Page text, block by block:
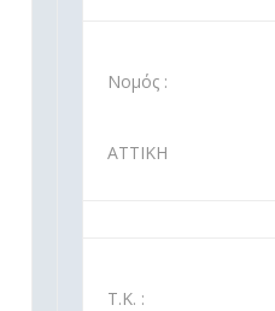
Νομός :
ΑΤΤΙΚΗ
Τ.Κ. :